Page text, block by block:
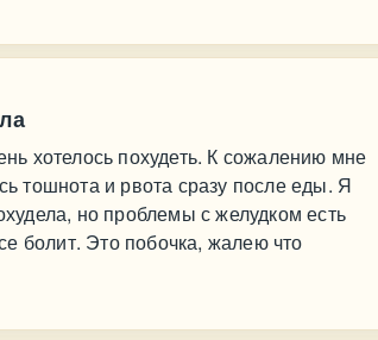
хотелось похудеть. К сожалению мне
тошнота и рвота сразу после еды. Я
но проблемы с желудком есть
болит. Это побочка, жалею что